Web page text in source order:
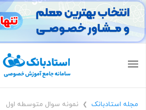
مجله استادبانک ❯ نمونه سوال متوسطه اول